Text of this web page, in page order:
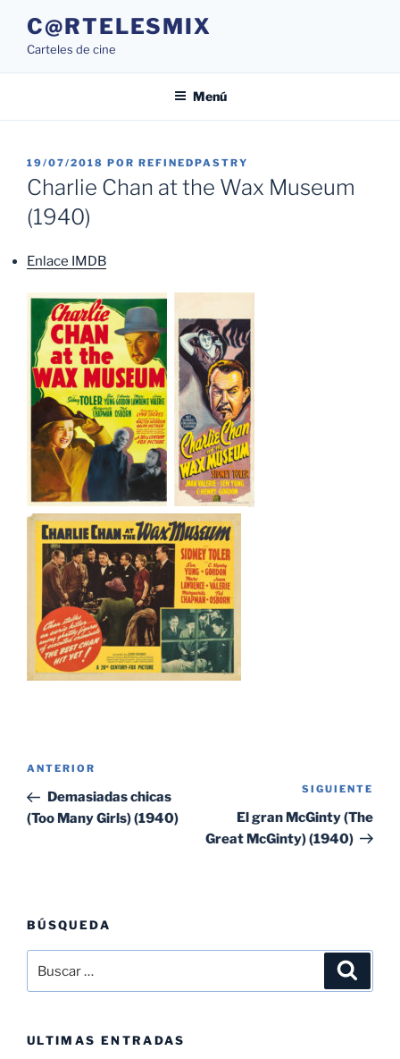
contenido
C@RTELESMIX
Carteles de cine
Menú
PUBLICADO
EL
19/07/2018 POR REFINEDPASTRY
Charlie Chan at the Wax Museum
(1940)
Enlace IMDB
Navegación
entradas
Entrada
anterior:
ANTERIOR
Demasiadas chicas
(Too Many Girls) (1940)
SIGUIENTE
El gran McGinty (The
Great McGinty) (1940)
BÚSQUEDA
por:
ULTIMAS ENTRADAS